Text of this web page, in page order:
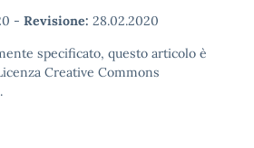
- Revisione: 28.02.2020
specificato, questo articolo è
Creative Commons